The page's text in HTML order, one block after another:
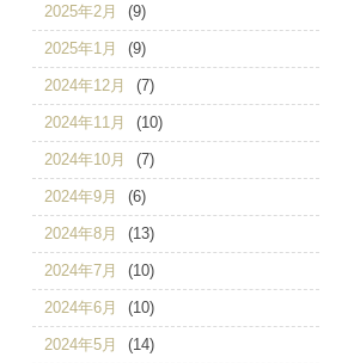
2025年2月 (9)
2025年1月 (9)
2024年12月 (7)
2024年11月 (10)
2024年10月 (7)
2024年9月 (6)
2024年8月 (13)
2024年7月 (10)
2024年6月 (10)
2024年5月 (14)